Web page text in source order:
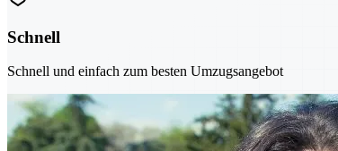
Schnell
Schnell und einfach zum besten Umzugsangebot